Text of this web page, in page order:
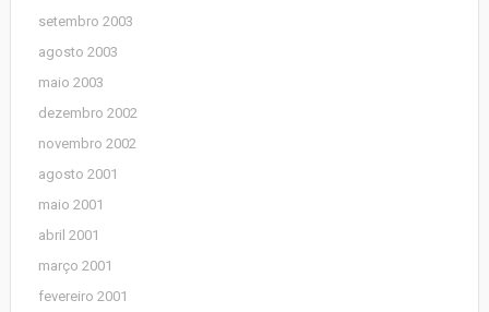
setembro 2003
agosto 2003
maio 2003
dezembro 2002
novembro 2002
agosto 2001
maio 2001
abril 2001
março 2001
fevereiro 2001